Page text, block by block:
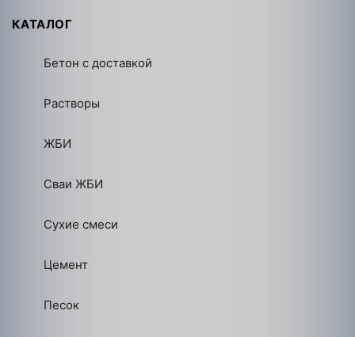
КАТАЛОГ
Бетон с доставкой
Растворы
ЖБИ
Сваи ЖБИ
Сухие смеси
Цемент
Песок